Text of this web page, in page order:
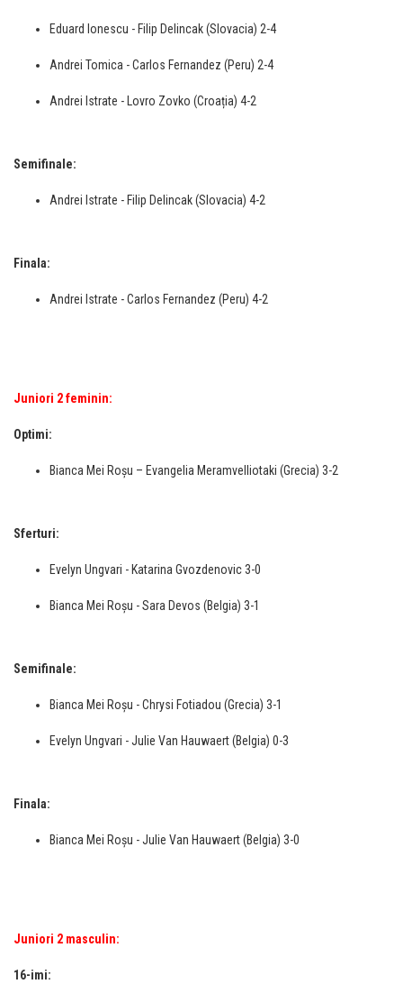
Eduard Ionescu - Filip Delincak (Slovacia) 2-4
Andrei Tomica - Carlos Fernandez (Peru) 2-4
Andrei Istrate - Lovro Zovko (Croația) 4-2
Semifinale:
Andrei Istrate - Filip Delincak (Slovacia) 4-2
Finala:
Andrei Istrate - Carlos Fernandez (Peru) 4-2
Juniori 2 feminin:
Optimi:
Bianca Mei Roșu – Evangelia Meramvelliotaki (Grecia) 3-2
Sferturi:
Evelyn Ungvari - Katarina Gvozdenovic 3-0
Bianca Mei Roșu - Sara Devos (Belgia) 3-1
Semifinale:
Bianca Mei Roșu - Chrysi Fotiadou (Grecia) 3-1
Evelyn Ungvari - Julie Van Hauwaert (Belgia) 0-3
Finala:
Bianca Mei Roșu - Julie Van Hauwaert (Belgia) 3-0
Juniori 2 masculin:
16-imi: